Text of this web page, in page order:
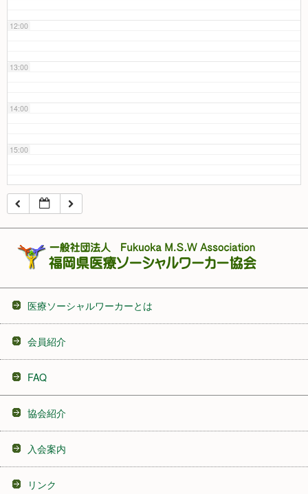
12:00
13:00
14:00
15:00
16:00
21:00
23:00
医療ソーシャルワーカーとは
会員紹介
FAQ
協会紹介
入会案内
リンク